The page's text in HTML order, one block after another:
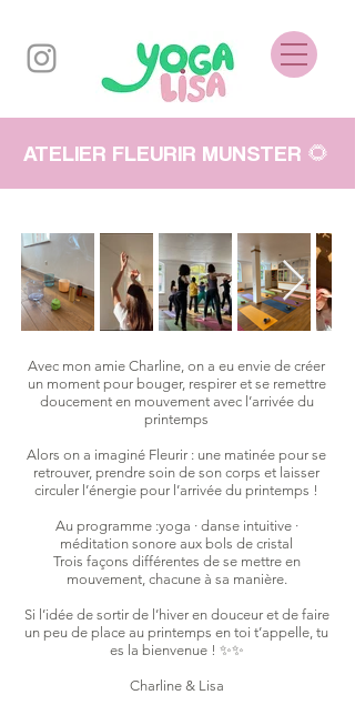
ATELIER FLEURIR MUNSTER 🌻
Avec mon amie Charline, on a eu envie de créer
un moment pour bouger, respirer et se remettre
doucement en mouvement avec l’arrivée du
printemps
Alors on a imaginé Fleurir : une matinée pour se
retrouver, prendre soin de son corps et laisser
circuler l’énergie pour l’arrivée du printemps !
Au programme :yoga · danse intuitive ·
méditation sonore aux bols de cristal
Trois façons différentes de se mettre en
mouvement, chacune à sa manière.
Si l’idée de sortir de l’hiver en douceur et de faire
un peu de place au printemps en toi t’appelle, tu
es la bienvenue ! ✨✨
Charline & Lisa